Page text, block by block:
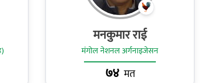
मनकुमार राई
मंगोल नेशनल अर्गनाइजेसन
७४ मत